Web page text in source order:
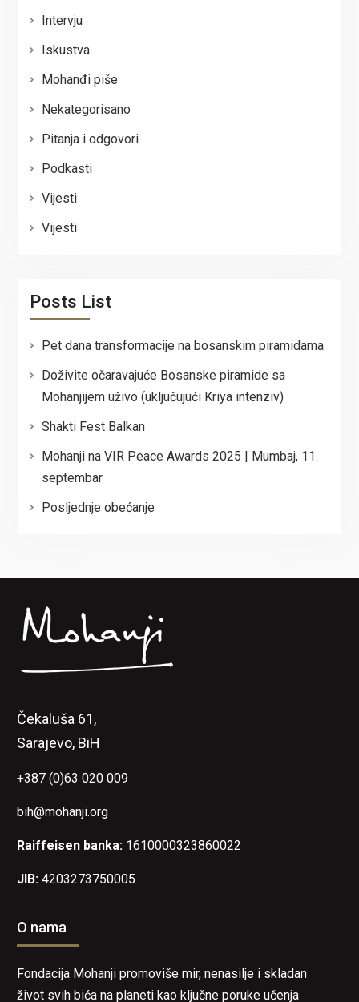
Intervju
Iskustva
Mohanđi piše
Nekategorisano
Pitanja i odgovori
Podkasti
Vijesti
Vijesti
Posts List
Pet dana transformacije na bosanskim piramidama
Doživite očaravajuće Bosanske piramide sa
Mohanjijem uživo (uključujući Kriya intenziv)
Shakti Fest Balkan
Mohanji na VIR Peace Awards 2025 | Mumbaj, 11.
septembar
Posljednje obećanje
Čekaluša 61,
Sarajevo, BiH
+387 (0)63 020 009
bih@mohanji.org
Raiffeisen banka: 1610000323860022
JIB: 4203273750005
O nama
Fondacija Mohanji promoviše mir, nenasilje i skladan
život svih bića na planeti kao ključne poruke učenja